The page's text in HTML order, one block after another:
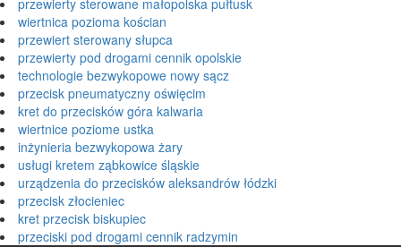
przewierty sterowane małopolska pułtusk
wiertnica pozioma kościan
przewiert sterowany słupca
przewierty pod drogami cennik opolskie
technologie bezwykopowe nowy sącz
przecisk pneumatyczny oświęcim
kret do przecisków góra kalwaria
wiertnice poziome ustka
inżynieria bezwykopowa żary
usługi kretem ząbkowice śląskie
urządzenia do przecisków aleksandrów łódzki
przecisk złocieniec
kret przecisk biskupiec
przeciski pod drogami cennik radzymin